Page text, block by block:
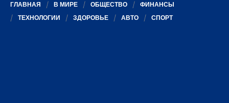
ГЛАВНАЯ В МИРЕ ОБЩЕСТВО
ФИНАНСЫ
ТЕХНОЛОГИИ
ЗДОРОВЬЕ АВТО СПОРТ